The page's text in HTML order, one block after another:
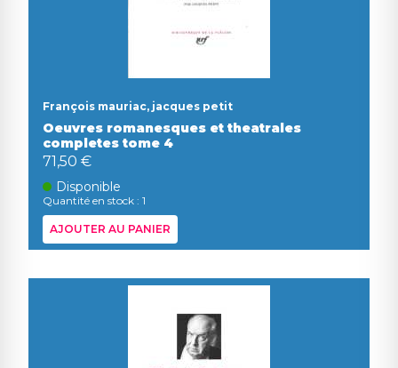
François mauriac, jacques petit
Oeuvres romanesques et theatrales
completes tome 4
71,50 €
Disponible
Quantité en stock : 1
AJOUTER AU PANIER